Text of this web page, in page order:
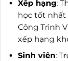
Xếp hạng:
học tốt nhất
Công Trình
xếp hạng
Sinh viên: